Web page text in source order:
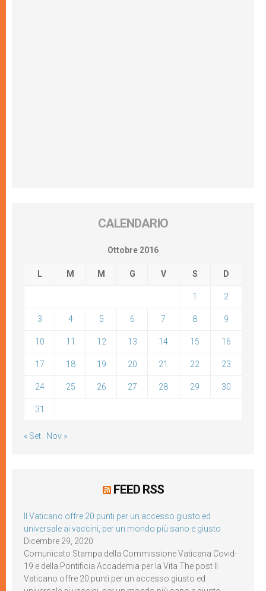
CALENDARIO
Ottobre 2016
L M M G V S D
1 2
3 4 5 6 7 8 9
10 11 12 13 14 15 16
17 18 19 20 21 22 23
24 25 26 27 28 29 30
31
« Set Nov »
FEED RSS
Il Vaticano offre 20 punti per un accesso giusto ed
universale ai vaccini, per un mondo più sano e giusto
Dicembre 29, 2020
Comunicato Stampa della Commissione Vaticana Covid-
19 e della Pontificia Accademia per la Vita The post Il
Vaticano offre 20 punti per un accesso giusto ed